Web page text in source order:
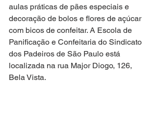
aulas práticas de pães especiais e
decoração de bolos e flores de açúcar
com bicos de confeitar. A Escola de
Panificação e Confeitaria do Sindicato
dos Padeiros de São Paulo está
localizada na rua Major Diogo, 126,
Bela Vista.